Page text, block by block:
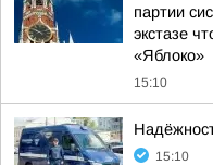
партии
экстазе
«Яблоко»
15:10
15:10